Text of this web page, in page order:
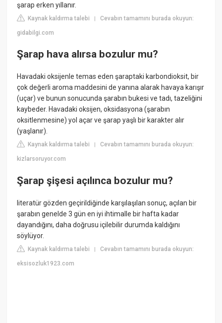
şarap erken yıllanır.
Kaynak kaldırma talebi |Cevabın tamamını burada okuyun:
gidabilgi.com
Şarap hava alırsa bozulur mu?
Havadaki oksijenle temas eden şaraptaki karbondioksit, bir
çok değerli aroma maddesini de yanına alarak havaya karışır
(uçar) ve bunun sonucunda şarabın bukesi ve tadı, tazeliğini
kaybeder. Havadaki oksijen, oksidasyona (şarabın
oksitlenmesine) yol açar ve şarap yaşlı bir karakter alır
(yaşlanır).
Kaynak kaldırma talebi |Cevabın tamamını burada okuyun:
kizlarsoruyor.com
Şarap şişesi açılınca bozulur mu?
literatür gözden geçirildiğinde karşılaşılan sonuç, açılan bir
şarabın genelde 3 gün en iyi ihtimalle bir hafta kadar
dayandığını, daha doğrusu içilebilir durumda kaldığını
söylüyor.
Kaynak kaldırma talebi |Cevabın tamamını burada okuyun:
eksisozluk1923.com